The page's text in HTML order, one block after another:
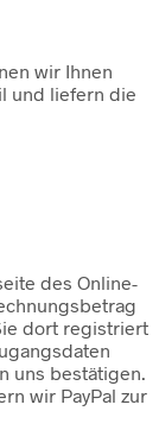
wir Ihnen
und liefern die
des Online-
dort registriert
uns bestätigen.
wir PayPal zur